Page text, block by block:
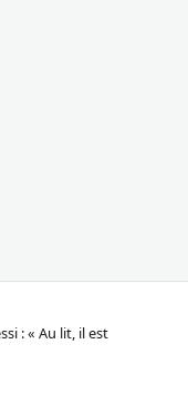
: « Au lit, il est